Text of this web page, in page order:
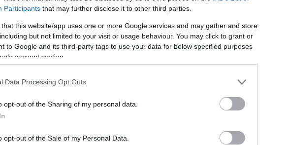
Participants that may further disclose it to other third parties.
that this website/app uses one or more Google services and may gather and store
but not limited to your visit or usage behaviour. You may click to grant or
to Google and its third-party tags to use your data for below specified purposes
consent section.
Data Processing Opt Outs
opt-out of the Sharing of my personal data.
opt-out of the Sale of my Personal Data.
κατηγορούμενου που προφυλακίστηκε, υποστηρίχθηκε ότι
ποσά στους τραπεζικούς του λογαριασμούς
που διακινούνταν μέσω του ΚΥΔ Σερρών κατέληγαν σε
του, ο οποίος παραμένει ασύλληπτος.
δύο μεταχειρισμένων οχημάτων
.